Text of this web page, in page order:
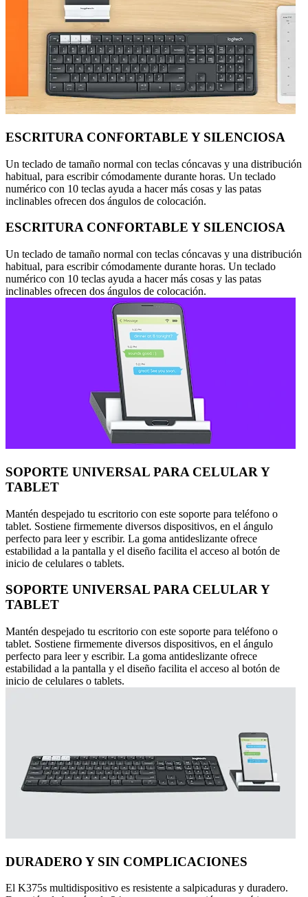
ESCRITURA CONFORTABLE Y SILENCIOSA
Un teclado de tamaño normal con teclas cóncavas y una distribución
habitual, para escribir cómodamente durante horas. Un teclado
numérico con 10 teclas ayuda a hacer más cosas y las patas
inclinables ofrecen dos ángulos de colocación.
ESCRITURA CONFORTABLE Y SILENCIOSA
Un teclado de tamaño normal con teclas cóncavas y una distribución
habitual, para escribir cómodamente durante horas. Un teclado
numérico con 10 teclas ayuda a hacer más cosas y las patas
inclinables ofrecen dos ángulos de colocación.
SOPORTE UNIVERSAL PARA CELULAR Y
TABLET
Mantén despejado tu escritorio con este soporte para teléfono o
tablet. Sostiene firmemente diversos dispositivos, en el ángulo
perfecto para leer y escribir. La goma antideslizante ofrece
estabilidad a la pantalla y el diseño facilita el acceso al botón de
inicio de celulares o tablets.
SOPORTE UNIVERSAL PARA CELULAR Y
TABLET
Mantén despejado tu escritorio con este soporte para teléfono o
tablet. Sostiene firmemente diversos dispositivos, en el ángulo
perfecto para leer y escribir. La goma antideslizante ofrece
estabilidad a la pantalla y el diseño facilita el acceso al botón de
inicio de celulares o tablets.
DURADERO Y SIN COMPLICACIONES
El K375s multidispositivo es resistente a salpicaduras y duradero.